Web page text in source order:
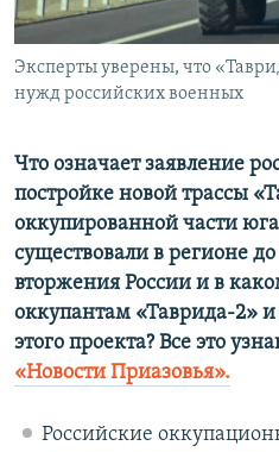
УКРАИНСКАЯ ПРОБЛЕМА КРЫМА
Все сайты RFE/RL
Эксперты уверены, что
нужд российских военных
Что означает заявление
постройке новой трассы
оккупированной части
существовали в регионе
вторжения России и в
оккупантам «Таврида-2»
этого проекта? Все это
«Новости Приазовья».
Российские